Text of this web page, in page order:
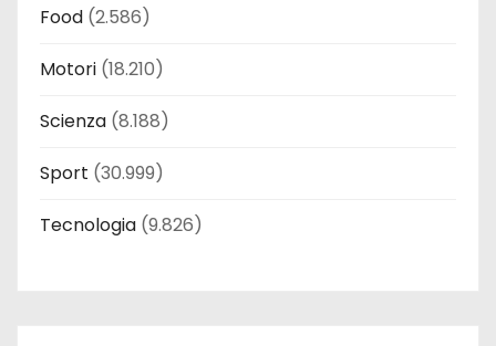
Food (2.586)
Motori (18.210)
Scienza (8.188)
Sport (30.999)
Tecnologia (9.826)